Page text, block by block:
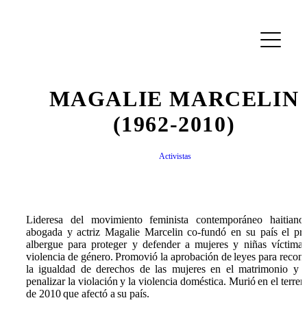
MAGALIE MARCELIN
(1962-2010)
Activistas
Lideresa del movimiento feminista contemporáneo
abogada y actriz Magalie Marcelin co-fundó en su país el
albergue para proteger y defender a mujeres y niñas
violencia de género. Promovió la aprobación de leyes para
la igualdad de derechos de las mujeres en el matrimonio y
penalizar la violación y la violencia doméstica. Murió en el
de 2010 que afectó a su país.